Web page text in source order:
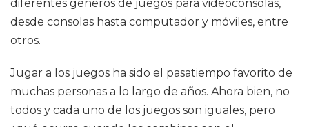
diferentes géneros de juegos para videoconsolas,
desde consolas hasta computador y móviles, entre
otros.
Jugar a los juegos ha sido el pasatiempo favorito de
muchas personas a lo largo de años. Ahora bien, no
todos y cada uno de los juegos son iguales, pero